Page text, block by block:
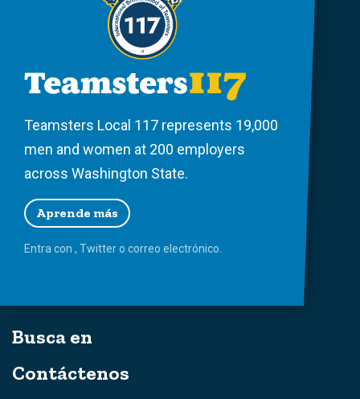
Teamsters Local 117 represents 19,000
men and women at 200 employers
across Washington State.
Aprende más
Entra con , Twittero correo electrónico.
Busca en
Contáctenos